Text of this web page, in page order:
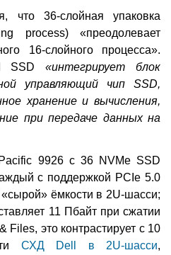
что 36-слойная упаковка
process) «преодолевает
16-слойного процесса».
SSD«интегрирует блок
управляющий чип SSD,
хранение и вычисления,
при передаче данных на
9926 с 36 NVMe SSD
с поддержкой PCIe 5.0
ёмкости в 2U-шасси;
11 Пбайт при сжатии
Files, это контрастирует с 10
СХД Dell в 2U-шасси,